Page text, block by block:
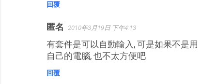
回覆
匿名 2010年3月19日 下午4:13
有套件是可以自動輸入, 可是如果不是用
自己的電腦, 也不太方便吧
回覆